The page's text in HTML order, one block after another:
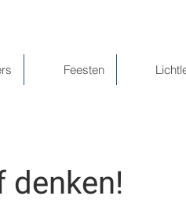
Feesten
denken!